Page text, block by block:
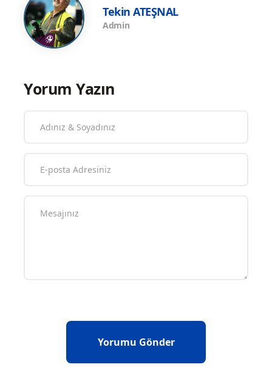
Tekin ATEŞNAL
Admin
Yorum Yazın